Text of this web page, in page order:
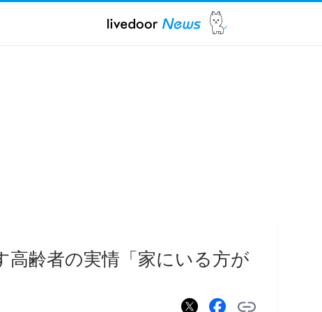
高齢者の実情「家にいる方が